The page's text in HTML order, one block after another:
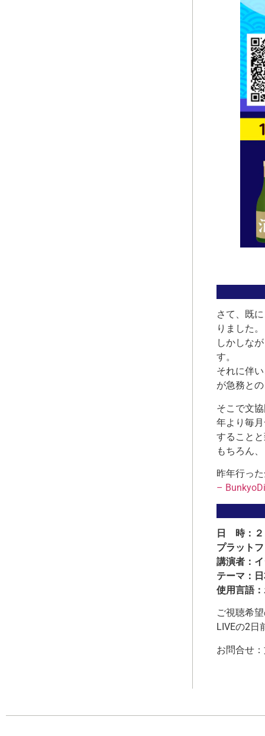
さて、既
りました。
しかしな
す。
それに伴
が急務と
そこで文
年より毎
すること
もちろん
昨年行っ
–
日 時：２
プラット
講演者：
テーマ：
使用言語
ご視聴希
LIVEの2日
お問合せ